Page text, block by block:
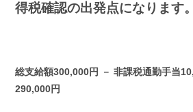
得税確認の出発点になります。
総支給額300,000円 － 非課税通勤手当
290,000円